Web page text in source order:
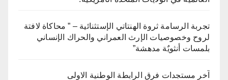
تجربة الرسامة ثروة الهنتاتي الإستثنائية – ” محاكاة لافتة
لروح وخصوصيات الإرث العمراني والحراك الإنساني
بلمسات أنثويٌة مدهشة”
آخر مستجدات فرق الرابطة الوطنية الاولى